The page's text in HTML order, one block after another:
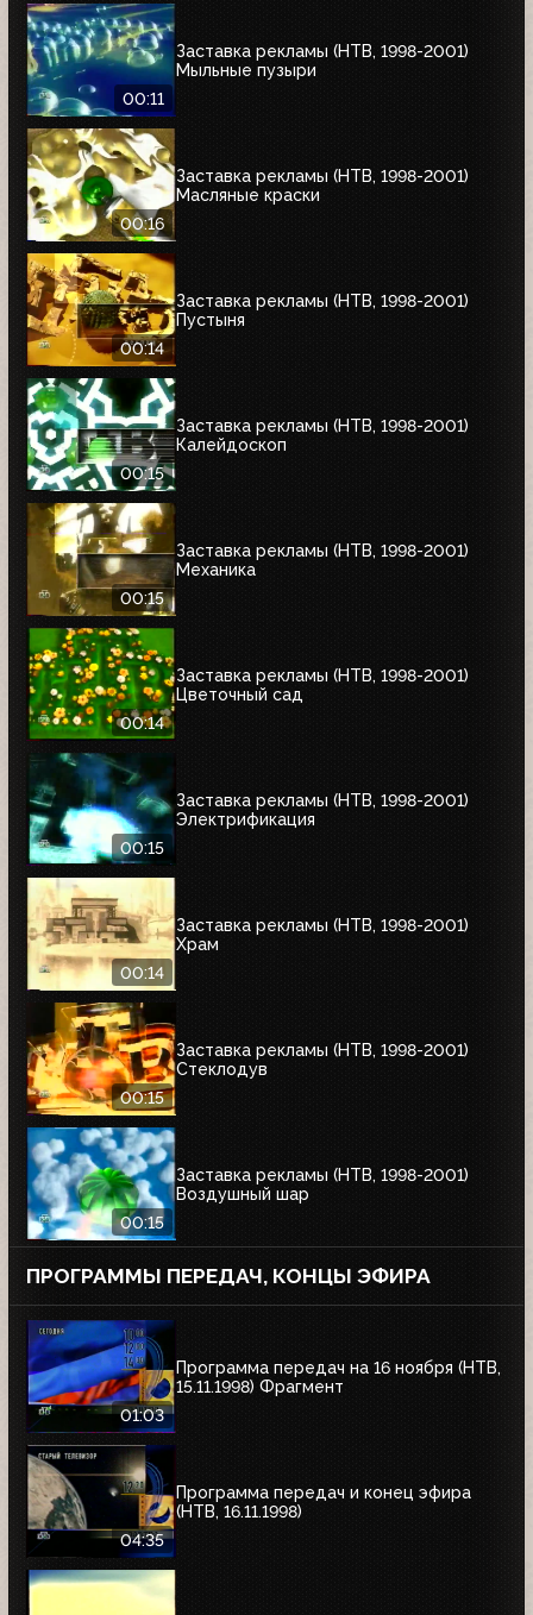
00:11
Заставка рекламы (НТВ, 1998-2001)
Мыльные пузыри
00:16
Заставка рекламы (НТВ, 1998-2001)
Масляные краски
00:14
Заставка рекламы (НТВ, 1998-2001)
Пустыня
00:15
Заставка рекламы (НТВ, 1998-2001)
Калейдоскоп
00:15
Заставка рекламы (НТВ, 1998-2001)
Механика
00:14
Заставка рекламы (НТВ, 1998-2001)
Цветочный сад
00:15
Заставка рекламы (НТВ, 1998-2001)
Электрификация
00:14
Заставка рекламы (НТВ, 1998-2001)
Храм
00:15
Заставка рекламы (НТВ, 1998-2001)
Стеклодув
00:15
Заставка рекламы (НТВ, 1998-2001)
Воздушный шар
ПРОГРАММЫ ПЕРЕДАЧ, КОНЦЫ ЭФИРА
01:03
Программа передач на 16 ноября (НТВ,
15.11.1998) Фрагмент
04:35
Программа передач и конец эфира
(НТВ, 16.11.1998)